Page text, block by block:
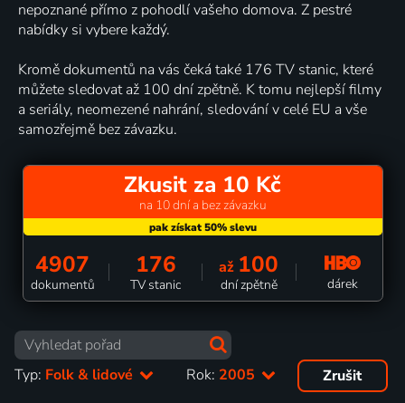
nepoznané přímo z pohodlí vašeho domova. Z pestré
nabídky si vybere každý.
Kromě dokumentů na vás čeká také 176 TV stanic, které
můžete sledovat až 100 dní zpětně. K tomu nejlepší filmy
a seriály, neomezené nahrání, sledování v celé EU a vše
samozřejmě bez závazku.
Zkusit za 10 Kč
na 10 dní a bez závazku
4907
dokumentů
176
TV stanic
až 100
dní zpětně dárek
Typ: Folk & lidové Rok: 2005 Zrušit